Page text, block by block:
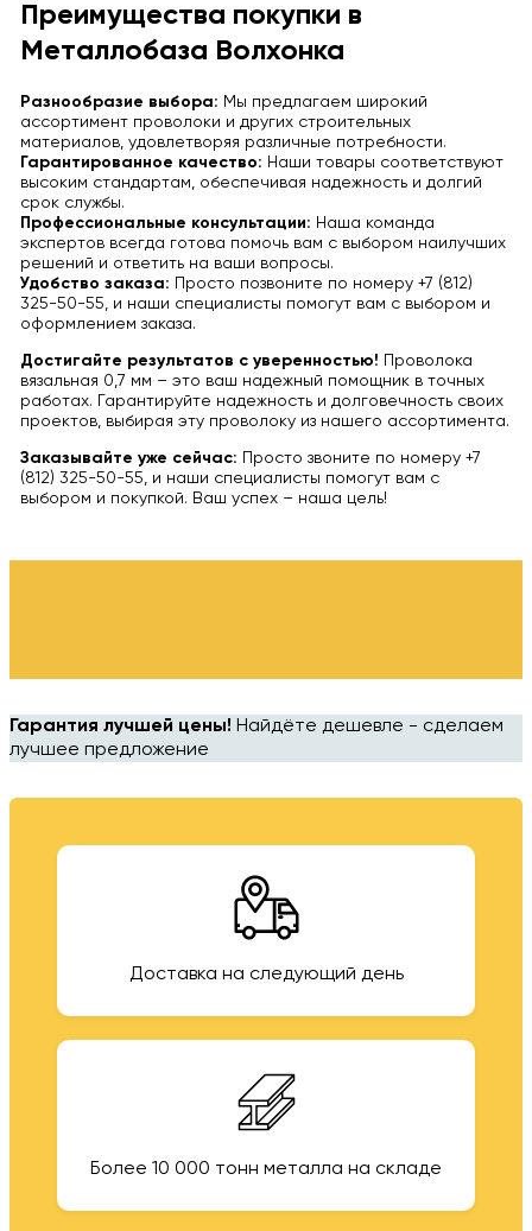
Преимущества покупки в
Металлобаза Волхонка
Разнообразие выбора: Мы предлагаем широкий
ассортимент проволоки и других строительных
материалов, удовлетворяя различные потребности.
Гарантированное качество: Наши товары соответствуют
высоким стандартам, обеспечивая надежность и долгий
срок службы.
Профессиональные консультации: Наша команда
экспертов всегда готова помочь вам с выбором наилучших
решений и ответить на ваши вопросы.
Удобство заказа: Просто позвоните по номеру +7 (812)
325-50-55, и наши специалисты помогут вам с выбором и
оформлением заказа.
Достигайте результатов с уверенностью! Проволока
вязальная 0,7 мм – это ваш надежный помощник в точных
работах. Гарантируйте надежность и долговечность своих
проектов, выбирая эту проволоку из нашего ассортимента.
Заказывайте уже сейчас: Просто звоните по номеру +7
(812) 325-50-55, и наши специалисты помогут вам с
выбором и покупкой. Ваш успех – наша цель!
Гарантия лучшей цены! Найдёте дешевле - сделаем
лучшее предложение
Доставка на следующий день
Более 10 000 тонн металла на складе